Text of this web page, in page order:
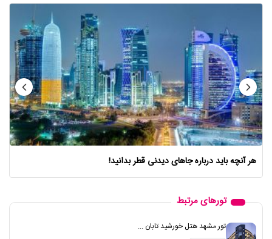
هر آنچه باید درباره جاهای دیدنی قطر بدانید!
تورهای مرتبط
تور مشهد هتل خورشید تابان ...